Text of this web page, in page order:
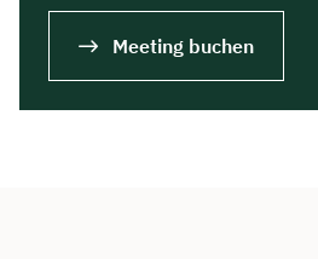
Meeting buchen